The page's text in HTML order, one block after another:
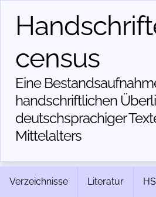
census
Eine
handschriftlichen
deutschsprachiger
Mittelalters
Verzeichnisse Literatur